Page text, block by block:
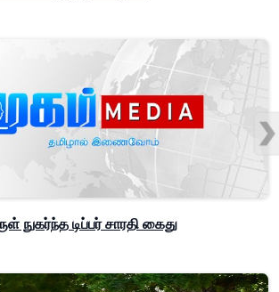
டிப்பர் சாரதி கைது